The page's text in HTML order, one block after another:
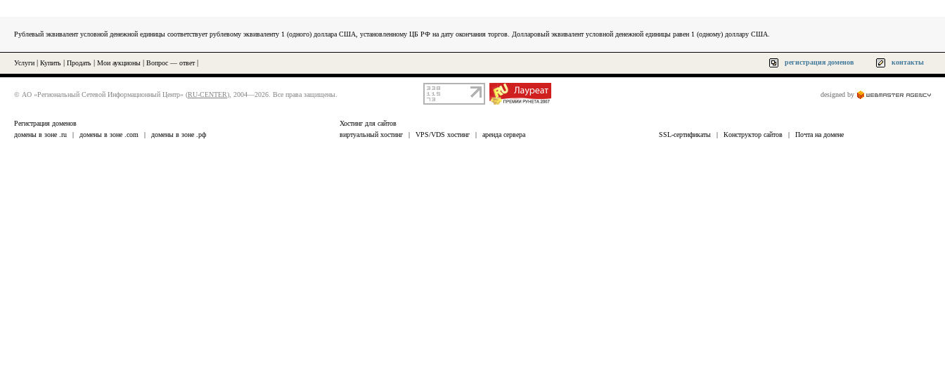
Рублевый эквивалент условной денежной единицы соответствует рублевому эквиваленту 1 (одного) доллара США, установленному ЦБ РФ на дату окончания торгов. Долларовый эквивалент условной денежной единицы равен 1 (одному) доллару США.
Услуги Купить Продать Мои аукционы Вопрос — ответ| регистрация доменов контакты
© АО «Региональный Сетевой Информационный Центр» (RU-CENTER), 2004—2026. Все права защищены. designed by
Регистрация доменов
домены в зоне .ru
| домены в зоне .com | домены в зоне .рф
Хостинг для сайтов
виртуальный хостинг
| VPS/VDS хостинг | аренда сервера SSL-сертификаты | Конструктор сайтов | Почта на домене